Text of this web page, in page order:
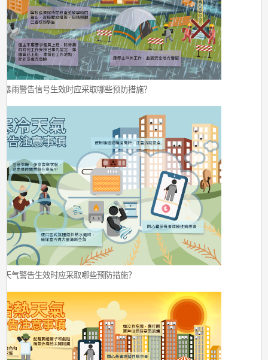
暴雨警告信号生效时应采取哪些预防措施？
天气警告生效时应采取哪些预防措施？